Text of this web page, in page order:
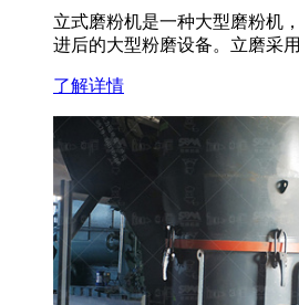
立式磨粉机是一种大型磨粉机
进后的大型粉磨设备。立磨采
了解详情